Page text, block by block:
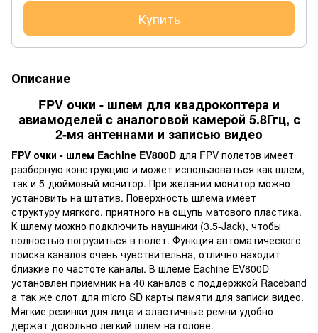
Купить
Описание
FPV очки - шлем для квадрокоптера и
авиамоделей c аналоговой камерой 5.8Ггц, с
2-мя антеннами и записью видео
FPV очки - шлем Eachine EV800D для FPV полетов имеет
разборную конструкцию и может использоваться как шлем,
так и 5-дюймовый монитор. При желании монитор можно
установить на штатив. Поверхность шлема имеет
структуру мягкого, приятного на ощупь матового пластика.
К шлему можно подключить наушники (3.5-Jack), чтобы
полностью погрузиться в полет. Функция автоматического
поиска каналов очень чувствительна, отлично находит
близкие по частоте каналы. В шлеме Eachine EV800D
установлен приемник на 40 каналов с поддержкой Raceband
а так же слот для micro SD карты памяти для записи видео.
Мягкие резинки для лица и эластичные ремни удобно
держат довольно легкий шлем на голове.